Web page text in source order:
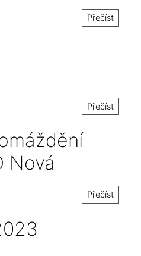
Přečíst
Přečíst
Nová
Přečíst